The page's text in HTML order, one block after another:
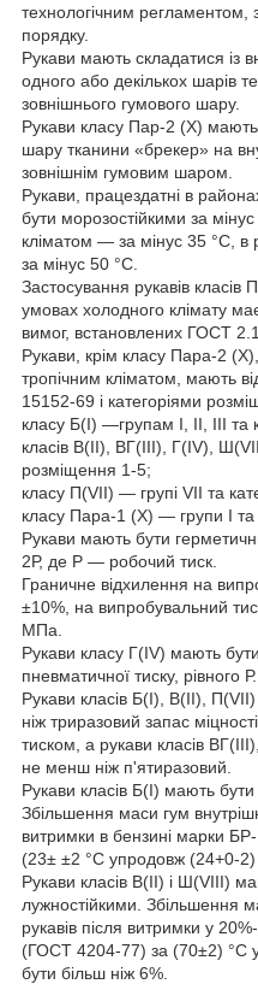
технологічним
порядку.
Рукави мають складатися із
одного або декількох шарів
зовнішнього гумового шару.
Рукави класу Пар-2 (X)
шару тканини «брекер» на
зовнішнім гумовим шаром.
Рукави, працездатні в
бути морозостійкими за
кліматом — за мінус 35 °C,
за мінус 50 °C.
Застосування рукавів
умовах холодного клімату
вимог, встановлених ГОСТ
Рукави, крім класу Пара-2
тропічним кліматом, мають
15152-69 і категоріями
класу Б(I) —групам I, II, III та
класів В(II), ВГ(III), Г(IV),
розміщення 1-5;
класу П(VII) — групі VII та
класу Пара-1 (X) — групи I та
Рукави мають бути
2Р, де Р — робочий тиск.
Граничне відхилення на
±10%, на випробувальний
МПа.
Рукави класу Г(IV) мають
пневматичної тиску, рівного Р.
Рукави класів Б(I), B(II),
ніж триразовий запас
тиском, а рукави класів
не менш ніж п'ятиразовий.
Рукави класів Б(I) мають бути
Збільшення маси гум
витримки в бензині марки
(23± ±2 °C упродовж (24+0-2)
Рукави класів В(II) і Ш(VIII)
лужностійкими. Збільшення
рукавів після витримки у
(ГОСТ 4204-77) за (70±2) °C
бути більш ніж 6%.